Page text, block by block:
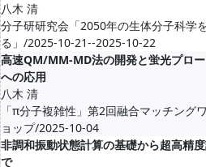
八木 清
分子研研究会「2050年の生体分子科学
る」/2025-10-21--2025-10-22
高速QM/MM-MD法の開発と蛍光プロ
への応用
八木 清
「π分子複雑性」第2回融合マッチング
ョップ/2025-10-04
非調和振動状態計算の基礎から超高精
で